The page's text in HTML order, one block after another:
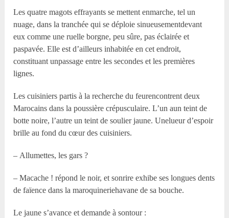
Les quatre magots effrayants se mettent enmarche, tel un
nuage, dans la tranchée qui se déploie sinueusementdevant
eux comme une ruelle borgne, peu sûre, pas éclairée et
paspavée. Elle est d’ailleurs inhabitée en cet endroit,
constituant unpassage entre les secondes et les premières
lignes.
Les cuisiniers partis à la recherche du feurencontrent deux
Marocains dans la poussière crépusculaire. L’un aun teint de
botte noire, l’autre un teint de soulier jaune. Unelueur d’espoir
brille au fond du cœur des cuisiniers.
– Allumettes, les gars ?
– Macache ! répond le noir, et sonrire exhibe ses longues dents
de faïence dans la maroquineriehavane de sa bouche.
Le jaune s’avance et demande à sontour :